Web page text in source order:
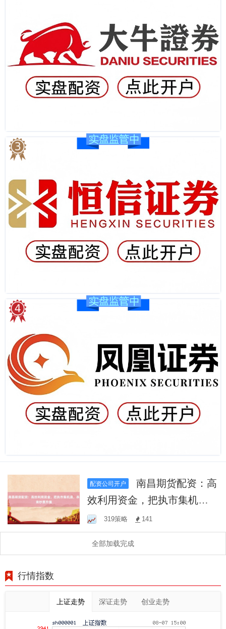
配资公司开户
南昌期货配资：高
效利用资金，把执市集机
遇，杀青钞票升值
319策略 141
全部加载完成
行情指数
上证走势 深证走势 创业走势